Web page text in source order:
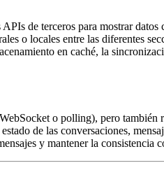
de terceros para mostrar
o locales entre las diferentes
en caché, la
o polling), pero
de las conversaciones,
y mantener la consistencia